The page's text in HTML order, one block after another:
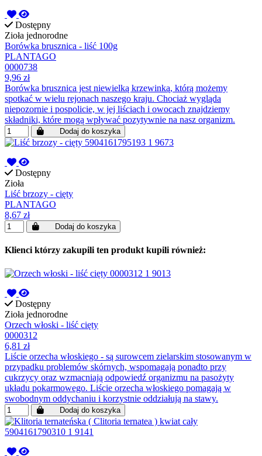
Dostępny
Zioła jednorodne
Borówka brusznica - liść 100g
PLANTAGO
0000738
9,96 zł
Borówka brusznica jest niewielką krzewinką, którą możemy
spotkać w wielu rejonach naszego kraju. Chociaż wygląda
niepozornie i pospolicie, w jej liściach i owocach znajdziemy
składniki, które mogą wpływać pozytywnie na nasz organizm.
Dodaj do koszyka
Dostępny
Zioła
Liść brzozy - cięty
PLANTAGO
8,67 zł
Dodaj do koszyka
Klienci którzy zakupili ten produkt kupili również:
Dostępny
Zioła jednorodne
Orzech włoski - liść cięty
0000312
6,81 zł
Liście orzecha włoskiego - są surowcem zielarskim stosowanym w
przypadku problemów skórnych, wspomagają ponadto przy
cukrzycy oraz wzmacniają odpowiedź organizmu na pasożyty
układu pokarmowego. Liście orzecha włoskiego pomagają w
swobodnym oddychaniu i korzystnie oddziałują na stawy.
Dodaj do koszyka